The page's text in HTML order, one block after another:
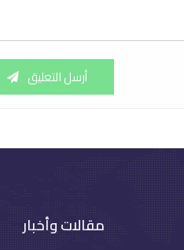
أرسل التعليق
مقالات وأخبار